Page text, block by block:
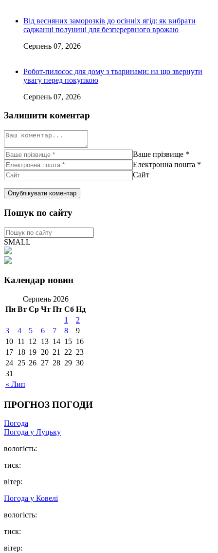
Від весняних заморозків до осінніх ягід: як вибрати
саджанці полуниці для безперервного врожаю
Серпень 07, 2026
Робот-пилосос для дому з тваринами: на що звернути
увагу перед покупкою
Серпень 07, 2026
Залишити коментар
Ваше прізвище *
Електронна пошта *
Сайт
Пошук по сайту
SMALL
Календар новин
Серпень 2026
Пн Вт Ср Чт Пт Сб Нд
« Лип
1
2
3
4 5 6 7 8
9
10 11 12 13 14 15 16
17 18 19 20 21 22 23
24 25 26 27 28 29 30
31
ПРОГНОЗ ПОГОДИ
Погода
Погода у Луцьку
вологість:
тиск:
вітер:
Погода у Ковелі
вологість:
тиск:
вітер: